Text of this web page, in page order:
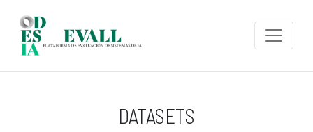
DATASETS